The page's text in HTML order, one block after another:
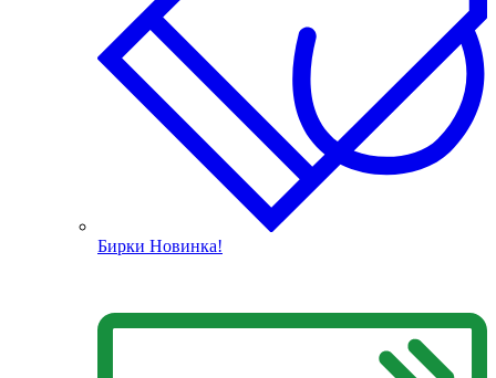
Бирки Новинка!